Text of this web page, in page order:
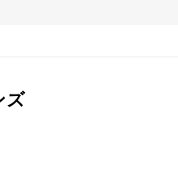
ズ